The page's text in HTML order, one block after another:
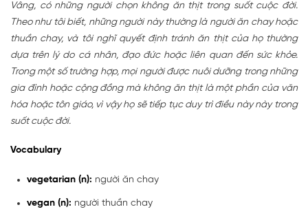
Vâng, có những người chọn không ăn thịt trong suốt cuộc đời.
Theo như tôi biết, những người này thường là người ăn chay hoặc
thuần chay, và tôi nghĩ quyết định tránh ăn thịt của họ thường
dựa trên lý do cá nhân, đạo đức hoặc liên quan đến sức khỏe.
Trong một số trường hợp, mọi người được nuôi dưỡng trong những
gia đình hoặc cộng đồng mà không ăn thịt là một phần của văn
hóa hoặc tôn giáo, vì vậy họ sẽ tiếp tục duy trì điều này này trong
suốt cuộc đời.
Vocabulary
vegetarian (n): người ăn chay
vegan (n): người thuần chay